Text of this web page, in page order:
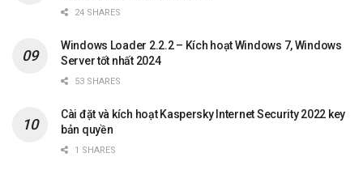
24 SHARES
Windows Loader 2.2.2 – Kích hoạt Windows 7, Windows
Server tốt nhất 2024
53 SHARES
Cài đặt và kích hoạt Kaspersky Internet Security 2022 key
bản quyền
1 SHARES